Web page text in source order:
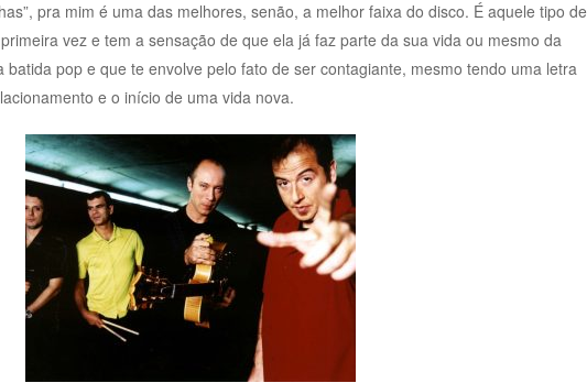
pra mim é uma das melhores, senão, a melhor faixa do disco. É aquele tipo de
vez e tem a sensação de que ela já faz parte da sua vida ou mesmo da
batida pop e que te envolve pelo fato de ser contagiante, mesmo tendo uma letra
e o início de uma vida nova.